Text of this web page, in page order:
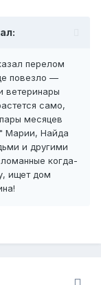
перелом
повезло —
ветеринары
само,
месяцев
Марии, Найда
и другими
когда-
ищет дом